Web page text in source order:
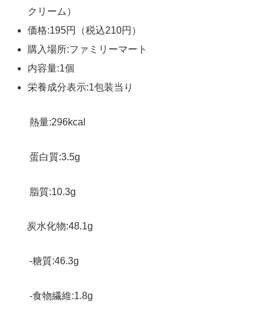
クリーム）
価格:195円（税込210円）
購入場所:ファミリーマート
内容量:1個
栄養成分表示:1包装当り
熱量:296kcal
蛋白質:3.5g
脂質:10.3g
炭水化物:48.1g
-糖質:46.3g
-食物繊維:1.8g